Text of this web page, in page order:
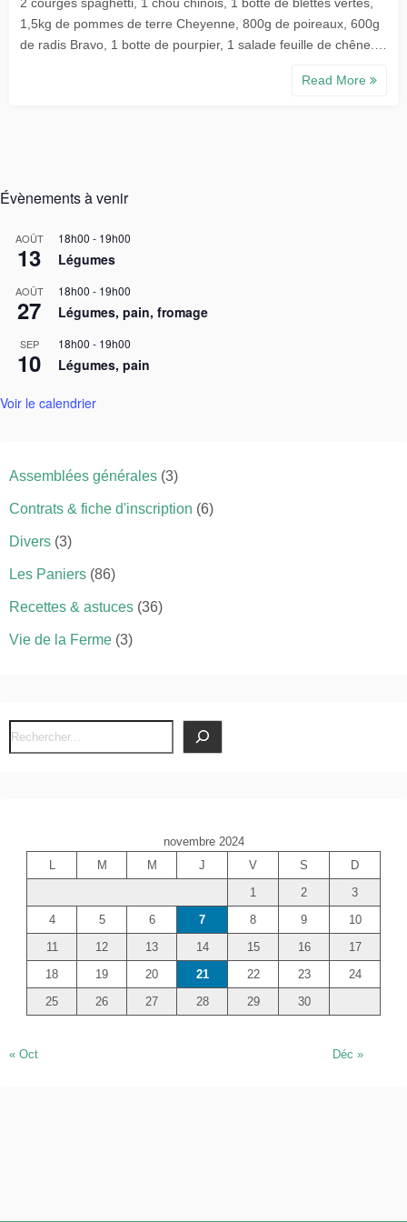
1,5kg de pommes de terre Cheyenne, 800g de poireaux, 600g
de radis Bravo, 1 botte de pourpier, 1 salade feuille de chêne.…
Read More
Évènements à venir
AOÛT
13
18h00 - 19h00
Légumes
AOÛT
27
18h00 - 19h00
Légumes, pain, fromage
SEP
10
18h00 - 19h00
Légumes, pain
Voir le calendrier
Assemblées générales (3)
Contrats & fiche d'inscription (6)
Divers (3)
Les Paniers (86)
Recettes & astuces (36)
Vie de la Ferme (3)
R
e
novembre 2024
L
M M J V S
D
1
2
3
4
5 6 7 8 9
10
11
12 13 14 15 16
17
18
19 20 21 22 23
24
25
26 27 28 29 30
« Oct Déc »